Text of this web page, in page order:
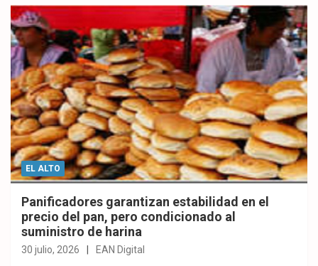
EL ALTO
Panificadores garantizan estabilidad en el
precio del pan, pero condicionado al
suministro de harina
30 julio, 2026 EAN Digital